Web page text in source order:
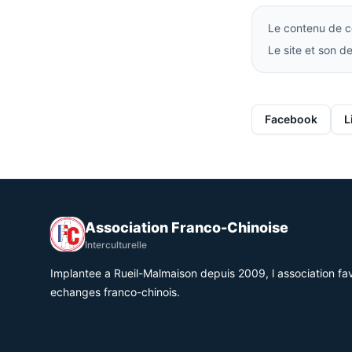
Le contenu de
Le site et son
Facebook
Association Franco-Chinoise
Interculturelle
Implantee a Rueil-Malmaison depuis 2009, l association
echanges franco-chinois.